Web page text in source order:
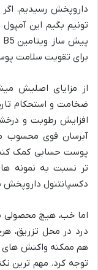
داروپخش رسیدیم.
تونیم بگیم این
برای تقویت سلامت
از مزایای اصلیش
ضخامت و استحکام
افزایش رطوبت و
آبرسان قوی محسوب
پوست حسابی کمک
تر نسبت به نمونه
دکسپانتنول داروپخش
اما خب، هیچ
درد در محل تزریق،
هم ممکنه واکنش های
توجه کرد. مهم ترین